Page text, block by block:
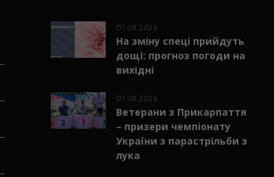
07.08.2026
На зміну спеці прийдуть
дощі: прогноз погоди на
вихідні
07.08.2026
Ветерани з Прикарпаття
– призери чемпіонату
України з парастрільби з
лука